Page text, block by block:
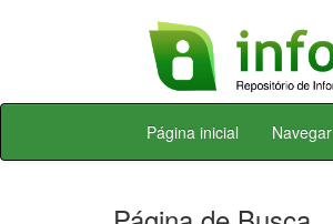
Skip
Página inicial Navegar